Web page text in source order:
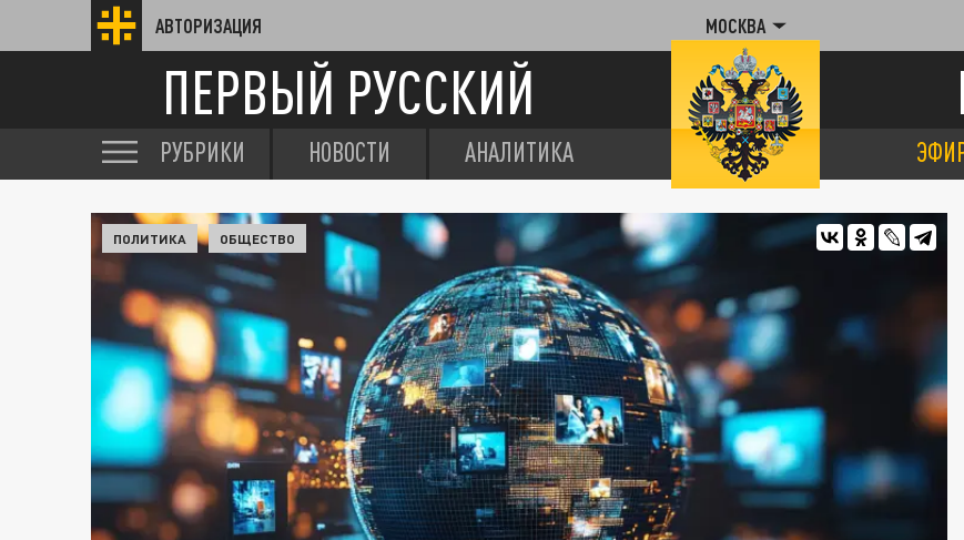
АВТОРИЗАЦИЯ МОСКВА
ПЕРВЫЙ РУССКИЙ
РУБРИКИ НОВОСТИ АНАЛИТИКА
ПОЛИТИКА ОБЩЕСТВО